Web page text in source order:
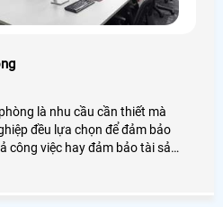
là nhu cầu cần thiết mà
đều lựa chọn để đảm bảo
công việc hay đảm bảo tài sản